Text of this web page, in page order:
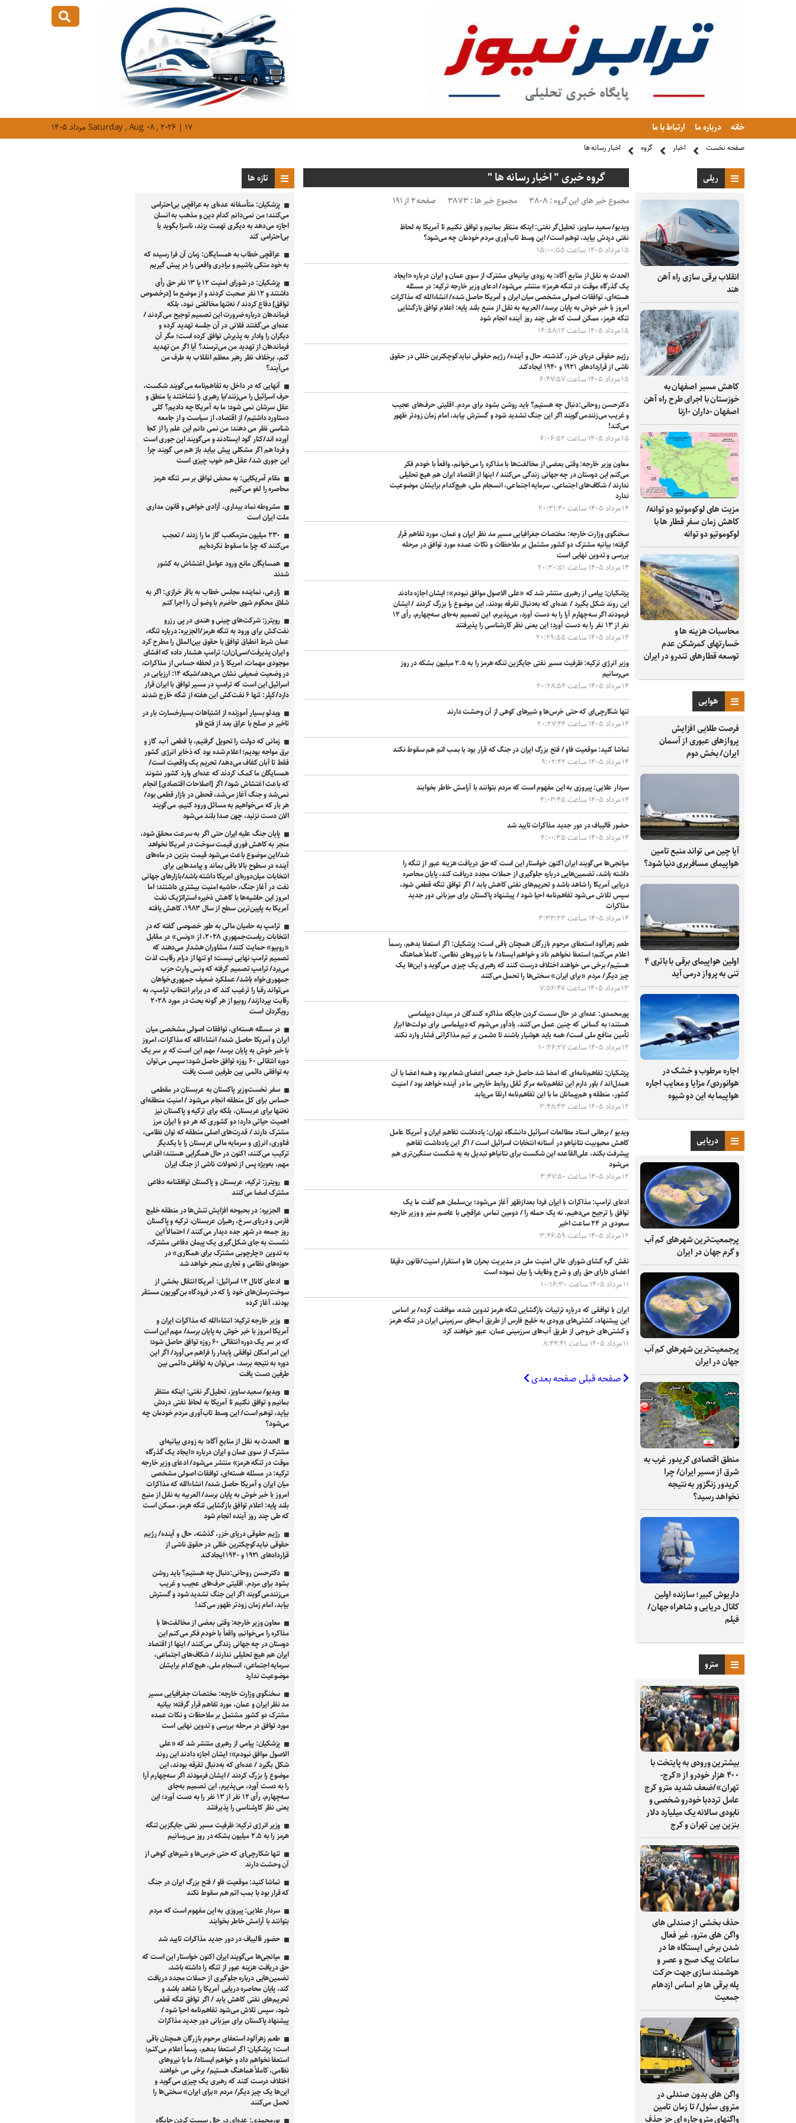
خانه درباره ما ارتباط با ما Saturday , Aug ۰۸ , ۲۰۲۶ | ۱۷ مرداد ۱۴۰۵
صفحه نخست اخبار گروه اخبار رسانه ها
ریلی
انقلاب برقی‌ سازی راه‌ آهن
هند
کاهش مسیر اصفهان به
خوزستان با اجرای طرح راه آهن
اصفهان -داران -ازنا
مزیت های لوکوموتیو دو توانه/
کاهش زمان سفر قطار ها با
لوکوموتیو دو توانه
محاسبات هزینه ها و
خسارتهای کمرشکن عدم
توسعه قطارهای تندرو در ایران
هوایی
فرصت طلایی افزایش
پروازهای عبوری از آسمان
ایران/ بخش دوم
آیا چین می تواند منبع تامین
هواپیمای مسافربری دنیا شود؟
اولین هواپیمای برقی با باتری ۴
تنی به پرواز درمی آید
اجاره مرطوب و خشک در
هوانوردی/ مزایا و معایب اجاره
هواپیما به این دو شیوه
دریایی
پرجمعیت‌ترین شهرهای کم آب
و گرم جهان در ایران
پرجمعیت‌ترین شهرهای کم آب
جهان در ایران
منطق اقتصادی کریدور غرب به
شرق از مسیر ایران/ چرا
کریدور زنگزور به نتیجه
نخواهد رسید؟
داریوش کبیر؛ سازنده اولین
کانال دریایی و شاهراه جهان/
فیلم
مترو
بیشترین ورودی به پایتخت با
۴۰۰ هزار خودرو از «کرج-
تهران»/ضعف شدید مترو کرج
عامل ترددبا خودرو شخصی و
نابودی سالانه یک میلیارد دلار
بنزین بین تهران و کرج
حذف بخشی از صندلی های
واگن های مترو، غیر فعال
شدن برخی ایستگاه ها در
ساعات پیک صبح و عصر و
هوشمند سازی جهت حرکت
پله برقی ها بر اساس ازدهام
جمعیت
واگن های بدون صندلی در
متروی سئول/ تا زمان تامین
واگنهای مترو چاره ای جز حذف
گروه خبری " اخبار رسانه ها "
مجموع خبر های این گروه : ۳۸۰۸ مجموع خبر ها : ۳۸۷۳ صفحه ۲ از ۱۹۱
ویدیو/ سعید ساویز، تحلیل‌گر نفتی: اینکه منتظر بمانیم و توافق نکنیم تا آمریکا به لحاظ
نفتی دردش بیاید، توهم است/ این وسط تاب‌آوری مردم خودمان چه می‌شود؟
۱۵ مرداد ۱۴۰۵ ساعت ۱۵:۰۰:۵۵
الحدث به نقل از منابع آگاه: به زودی بیانیه‌ای مشترک از سوی عمان و ایران درباره «ایجاد
یک گذرگاه موقت در تنگه هرمز» منتشر می‌شود/ ادعای وزیر خارجه ترکیه: در مسئله
هسته‌ای، توافقات اصولی مشخصی میان ایران و آمریکا حاصل شده/ انشاءالله که مذاکرات
امروز با خبر خوش به پایان برسد/ العربیه به نقل از منبع بلند پایه: اعلام توافق بازگشایی
تنگه هرمز، ممکن است که طی چند روز آینده انجام شود
۱۵ مرداد ۱۴۰۵ ساعت ۱۴:۵۸:۱۲
رژیم حقوقی دریای خزر، گذشته، حال و آینده/ رژیم حقوقی نبایدکوچکترین خللی در حقوق
ناشی از قراردادهای ۱۹۲۱ و ۱۹۴۰ ایجادکند
۱۵ مرداد ۱۴۰۵ ساعت ۶:۴۷:۵۷
دکترحسن روحانی:دنبال چه هستیم؟ باید روشن بشود برای مردم. اقلیتی حرف‌های عجیب
و غریب می‌زنندمی‌گویند اگر این جنگ تشدید شود و گسترش بیابد، امام زمان زودتر ظهور
می‌کند!
۱۵ مرداد ۱۴۰۵ ساعت ۶:۰۶:۵۲
معاون وزیر خارجه: وقتی بعضی از مخالفت‌ها با مذاکره را می‌خوانم، واقعاً با خودم فکر
می‌کنم این دوستان در چه جهانی زندگی می‌کنند / اینها از اقتصاد ایران هم هیچ تحلیلی
ندارند / شکاف‌های اجتماعی، سرمایه اجتماعی، انسجام ملی، هیچ‌کدام برایشان موضوعیت
ندارد
۱۴ مرداد ۱۴۰۵ ساعت ۲۰:۳۱:۴۰
سخنگوی وزارت خارجه: مختصات جغرافیایی مسیر مد نظر ایران و عمان، مورد تفاهم قرار
گرفته؛ بیانیه مشترک دو کشور مشتمل بر ملاحظات و نکات عمده مورد توافق در مرحله
بررسی و تدوین نهایی است
۱۴ مرداد ۱۴۰۵ ساعت ۲۰:۳۰:۵۱
پزشکیان: پیامی از رهبری منتشر شد که «علی الاصول موافق نبودم»؛ ایشان اجازه دادند
این روند شکل بگیرد / عده‌ای که به‌دنبال تفرقه بودند، این موضوع را بزرگ کردند / ایشان
فرمودند اگر سه‌چهارم آرا را به دست آورد، می‌پذیرم، این تصمیم به‌جای سه‌چهارم، رأی ۱۲
نفر از ۱۳ نفر را به دست آورد؛ این یعنی نظر کارشناسی را پذیرفتند
۱۴ مرداد ۱۴۰۵ ساعت ۲۰:۲۹:۵۵
وزیر انرژی ترکیه: ظرفیت مسیر نفتی جایگزین تنگه هرمز را به ۲.۵ میلیون بشکه در روز
می‌رسانیم
۱۴ مرداد ۱۴۰۵ ساعت ۲۰:۲۸:۵۴
تنها شکارچی‌ای که حتی خرس‌ها و شیرهای کوهی از آن وحشت دارند
۱۴ مرداد ۱۴۰۵ ساعت ۲۰:۲۷:۴۴
تماشا کنید: موقعیت فاو / فتح بزرگ ایران در جنگ که قرار بود با بمب اتم هم سقوط نکند
۱۴ مرداد ۱۴۰۵ ساعت ۹:۰۲:۴۲
سردار علایی: پیروزی به این مفهوم است که مردم بتوانند با آرامش خاطر بخوابند
۱۴ مرداد ۱۴۰۵ ساعت ۴:۰۳:۴۵
حضور قالیباف در دور جدید مذاکرات تایید شد
۱۴ مرداد ۱۴۰۵ ساعت ۴:۰۰:۳۵
میانجی‌ها می‌گویند ایران اکنون خواستار این است که حق دریافت هزینه عبور از تنگه را
داشته باشد، تضمین‌هایی درباره جلوگیری از حملات مجدد دریافت کند، پایان محاصره
دریایی آمریکا را شاهد باشد و تحریم‌های نفتی کاهش یابد / اگر توافق تنگه قطعی شود،
سپس تلاش می‌شود تفاهم‌نامه احیا شود / پیشنهاد پاکستان برای میزبانی دور جدید
مذاکرات
۱۴ مرداد ۱۴۰۵ ساعت ۳:۳۳:۲۳
طعم زهرآلود استعفای مرحوم بازرگان همچنان باقی است؛ پزشکیان: اگر استعفا بدهم، رسماً
اعلام می‌کنم؛ استعفا نخواهم داد و خواهم ایستاد/ ما با نیروهای نظامی، کاملاً هماهنگ
هستیم/ برخی می خواهند اختلاف درست کنند که رهبری یک چیزی می‌گوید و این‌ها یک
چیز دیگر/ مردم «برای ایران» سختی‌ها را تحمل می‌کنند
۱۳ مرداد ۱۴۰۵ ساعت ۷:۵۶:۴۷
پورمحمدی: عده‌ای در حال سست کردن جایگاه مذاکره کنندگان در میدان دیپلماسی
هستند؛ به کسانی که چنین عمل می‌کنند، یادآور می‌شوم که دیپلماسی برای دولت‌ها ابزار
تأمین منافع ملی است/ همه باید هوشیار باشند تا دشمن بر تیم مذاکراتی فشار وارد نکند
۱۲ مرداد ۱۴۰۵ ساعت ۱۰:۲۶:۲۷
پزشکیان: تفاهم‌نامه‌ای که امضا شد حاصل خرد جمعی اعضای شعام بود و همه اعضا با آن
همدل‌اند / باور دارم این تفاهم‌نامه مرکز ثقل روابط خارجی ما در آینده خواهد بود / امنیت
کشور، منطقه و هم‌پیمانان ما با این تفاهم‌نامه ارتقا می‌یابد
۱۲ مرداد ۱۴۰۵ ساعت ۳:۴۸:۴۳
ویدیو / برهانی استاد مطالعات اسرائیل دانشگاه تهران: یادداشت تفاهم ایران و آمریکا عامل
کاهش محبوبیت نتانیاهو در آستانه انتخابات اسرائیل است / اگر این یادداشت تفاهم
پیشرفت بکند، علی‌القاعده این شکست برای نتانیاهو تبدیل به یه شکست سنگین‌تری هم
می‌شود
۱۲ مرداد ۱۴۰۵ ساعت ۳:۴۷:۵۰
ادعای ترامپ: مذاکرات با ایران فردا بعدازظهر آغاز می‌شود؛ بن‌سلمان هم گفت ما یک
توافق را ترجیح می‌دهیم، نه یک حمله را / دومین تماس عراقچی با عاصم منیر و وزیر خارجه
سعودی در ۲۴ ساعت اخیر
۱۲ مرداد ۱۴۰۵ ساعت ۳:۴۶:۵۹
نقش گره گشای شورای عالی امنیت ملی در مدیریت بحران ها و استقرار امنیت/قانون دقیقا
اعضای دارای حق رای و شرح وظایف را بیان نموده است
۱۱ مرداد ۱۴۰۵ ساعت ۱۰:۱۶:۳۰
ایران با توافقی که درباره ترتیبات بازگشایی تنگه هرمز تدوین شده، موافقت کرده/ بر اساس
این پیشنهاد، کشتی‌های ورودی به خلیج فارس از طریق آب‌های سرزمینی ایران در تنگه هرمز
و کشتی‌های خروجی از طریق آب‌های سرزمینی عمان، عبور خواهند کرد
۱۱ مرداد ۱۴۰۵ ساعت ۸:۴۴:۴۱
صفحه قبلیصفحه بعدی
تازه ها
پزشکیان: متأسفانه عده‌ای به عراقچی بی‌احترامی
می‌کنند؛ من نمی‌دانم کدام دین و مذهب به انسان
اجازه می‌دهد به دیگری تهمت بزند، ناسزا بگوید یا
بی‌احترامی کند
عراقچی خطاب به همسایگان: زمان آن فرا رسیده که
به خود متکی باشیم و برادری واقعی را در پیش گیریم
پزشکیان: در شورای امنیت ۱۲ یا ۱۳ نفر حق رأی
داشتند و ۱۲ نفر صحبت کردند و از موضع ما [درخصوص
توافق] دفاع کردند / نه‌تنها مخالفتی نبود، بلکه
فرماندهان درباره ضرورت این تصمیم توجیح می‌کردند /
عده‌ای می‌گفتند فلانی در آن جلسه تهدید کرده و
دیگران را وادار به پذیرش توافق کرده است؛ مگر آن
فرماندهان از تهدید من می‌ترسند؟ آیا اگر من تهدید
کنم، برخلاف نظر رهبر معظم انقلاب به طرف من
می‌آیند؟
آنهایی که در داخل به تفاهم‌نامه می‌گویند شکست،
حرف اسرائیل را می‌زنند/یا رهبری را نشاختند یا منطق و
عقل سرشان نمی شود؛ ما به آمریکا چه دادیم؟ کلی
دستاورد داشتیم/ از اقتصاد، از سیاست و از جامعه
شناسی نظر می دهند؛ من نمی دانم این علم را از کجا
آورده اند/کنار گود ایستادند و می‌گویند این جوری است
و فردا هم اگر مشکلی پیش بیاید باز هم می گویند چرا
این جوری شد/ عقل هم خوب چیزی است
مقام آمریکایی: به محض توافق بر سر تنگه هرمز
محاصره را لغو می‌کنیم
مشروطه نماد بیداری، آزادی‌ خواهی و قانون‌ مداری
ملت ایران است
۲۳۰ میلیون مترمکعب گاز ما را زدند / تعجب
می‌کنند که چرا ما سقوط نکرده‌ایم
همسایگان مانع ورود عوامل اغتشاش به کشور
شدند
زارعی، نماینده مجلس خطاب به باقر خرازی: اگر به
شلاق محکوم شوی حاضرم با وضو آن را اجرا کنم
رویترز: شرکت‌های چینی و هندی در پی رزرو
نفت‌کش برای ورود به تنگه هرمز/الجزیره: درباره تنگه،
عمان شرط انطباق توافق با حقوق بین‌الملل را مطرح کرد
و ایران پذیرفت/سی‌ان‌ان: ترامپ هشدار داده که افشای
موجودی مهمات، امریکا را در لحظه‌ حساس از مذاکرات،
در وضعیت ضعیفی نشان می‌دهد/شبکه ۱۴: ارزیابی در
اسرائیل این است که ترامپ در مسیر توافق با ایران قرار
دارد/کپلر: تنها ۶ نفت‌کش این هفته از تنگه خارج شدند
ویدئو بسیار آموزنده از اشتباهات بسیارخسارت بار در
تاخیر در صلح با عراق بعد از فتح فاو
زمانی که دولت را تحویل گرفتیم، با قطعی آب، گاز و
برق مواجه بودیم؛ اعلام شده بود که ذخایر انرژی کشور
فقط تا آبان کفاف می‌دهد/ تحریم یک واقعیت است/
همسایگان ما کمک کردند که عده‌ای وارد کشور نشوند
که باعث اغتشاش شود/ اگر [اصلاحات اقتصادی] انجام
نمی‌شد و جنگ آغاز می‌شد، قحطی در بازار قطعی بود/
هر بار که می‌خواهیم به مسائل ورود کنیم، می‌گویند
الان دست نزنید، چون صدا بلند می‌شود
پایان جنگ علیه ایران حتی اگر به سرعت محقق شود،
منجر به کاهش فوری قیمت سوخت در امریکا نخواهد
شد/این موضوع باعث می‌شود قیمت بنزین در ماه‌های
آینده در سطوح بالا باقی بماند و پیامدهایی برای
انتخابات میان‌دوره‌ای امریکا داشته باشد/بازارهای جهانی
نفت در آغاز جنگ، حاشیه امنیت بیشتری داشتند؛ اما
امروز این حاشیه‌ها با کاهش ذخیره استراتژیک نفت
آمریکا به پایین‌ترین سطح از سال ۱۹۸۳، کاهش یافته
ترامپ به حامیان مالی به طور خصوصی گفته که در
انتخابات ریاست‌جمهوری ۲۰۲۸، از «ونس» در مقابل
«روبیو» حمایت کنند/ مشاوران هشدار می‌دهند که
تصمیم ترامپ نهایی نیست؛ او تنها از درام رقابت لذت
می‌برد/ ترامپ تصمیم گرفته که ونس وارث حزب
جمهوری‌خواه باشد/ عملکرد ضعیف جمهوری‌خواهان
می‌تواند رقبا را ترغیب کند که در برابر انتخاب ترامپ، به
رقابت بپردازند/ روبیو از هر گونه بحث در مورد ۲۰۲۸
رویگردان است
در مسئله هسته‌ای، توافقات اصولی مشخصی میان
ایران و آمریکا حاصل شده/ انشاءالله که مذاکرات، امروز
با خبر خوش به پایان برسد/ مهم این است که بر سر یک
دوره انتقالی ۶۰ روزه توافق حاصل شود؛ سپس می‌توان
به توافقی دائمی بین طرفین دست یافت
سفر نخست‌وزیر پاکستان به عربستان در مقطعی
حساس برای کل منطقه انجام می‌شود / امنیت منطقه‌ای
نه‌تنها برای عربستان، بلکه برای ترکیه و پاکستان نیز
اهمیت حیاتی دارد؛ دو کشوری که هر دو با ایران مرز
مشترک دارند / قدرت‌های اصلی منطقه که توان نظامی،
فناوری، انرژی و سرمایه مالی عربستان را با یکدیگر
ترکیب می‌کنند، اکنون در حال همگرایی هستند؛ اقدامی
مهم، به‌ویژه پس از تحولات ناشی از جنگ ایران
رویترز: ترکیه، عربستان و پاکستان توافقنامه دفاعی
مشترک امضا می‌کنند
الجزیره: در بحبوحه افزایش تنش‌ها در منطقه خلیج
فارس و دریای سرخ، رهبران عربستان، ترکیه و پاکستان
روز جمعه در شهر جده دیدار می‌کنند / احتمالاً این
نشست به جای شکل‌گیری یک پیمان دفاعی مشترک،
به تدوین «چارچوبی مشترک برای همکاری» در
حوزه‌های نظامی و تجاری منجر خواهد شد
ادعای کانال ۱۲ اسرائیل: آمریکا انتقال بخشی از
سوخت‌رسان‌های خود را که در فرودگاه بن‌گوریون مستقر
بودند، آغاز کرده
وزیر خارجه ترکیه: انشاءالله که مذاکرات ایران و
آمریکا امروز با خبر خوش به پایان برسد/ مهم این است
که بر سر یک دوره انتقالی ۶۰ روزه توافق حاصل شود؛
این امر امکان توافقی پایدار را فراهم می‌آورد/ اگر این
دوره به نتیجه برسد، می‌توان به توافقی دائمی بین
طرفین دست یافت
ویدیو/ سعید ساویز، تحلیل‌گر نفتی: اینکه منتظر
بمانیم و توافق نکنیم تا آمریکا به لحاظ نفتی دردش
بیاید، توهم است/ این وسط تاب‌آوری مردم خودمان چه
می‌شود؟
الحدث به نقل از منابع آگاه: به زودی بیانیه‌ای
مشترک از سوی عمان و ایران درباره «ایجاد یک گذرگاه
موقت در تنگه هرمز» منتشر می‌شود/ ادعای وزیر خارجه
ترکیه: در مسئله هسته‌ای، توافقات اصولی مشخصی
میان ایران و آمریکا حاصل شده/ انشاءالله که مذاکرات
امروز با خبر خوش به پایان برسد/ العربیه به نقل از منبع
بلند پایه: اعلام توافق بازگشایی تنگه هرمز، ممکن است
که طی چند روز آینده انجام شود
رژیم حقوقی دریای خزر، گذشته، حال و آینده/ رژیم
حقوقی نبایدکوچکترین خللی در حقوق ناشی از
قراردادهای ۱۹۲۱ و ۱۹۴۰ ایجادکند
دکترحسن روحانی:دنبال چه هستیم؟ باید روشن
بشود برای مردم. اقلیتی حرف‌های عجیب و غریب
می‌زنندمی‌گویند اگر این جنگ تشدید شود و گسترش
بیابد، امام زمان زودتر ظهور می‌کند!
معاون وزیر خارجه: وقتی بعضی از مخالفت‌ها با
مذاکره را می‌خوانم، واقعاً با خودم فکر می‌کنم این
دوستان در چه جهانی زندگی می‌کنند / اینها از اقتصاد
ایران هم هیچ تحلیلی ندارند / شکاف‌های اجتماعی،
سرمایه اجتماعی، انسجام ملی، هیچ‌کدام برایشان
موضوعیت ندارد
سخنگوی وزارت خارجه: مختصات جغرافیایی مسیر
مد نظر ایران و عمان، مورد تفاهم قرار گرفته؛ بیانیه
مشترک دو کشور مشتمل بر ملاحظات و نکات عمده
مورد توافق در مرحله بررسی و تدوین نهایی است
پزشکیان: پیامی از رهبری منتشر شد که «علی
الاصول موافق نبودم»؛ ایشان اجازه دادند این روند
شکل بگیرد / عده‌ای که به‌دنبال تفرقه بودند، این
موضوع را بزرگ کردند / ایشان فرمودند اگر سه‌چهارم آرا
را به دست آورد، می‌پذیرم، این تصمیم به‌جای
سه‌چهارم، رأی ۱۲ نفر از ۱۳ نفر را به دست آورد؛ این
یعنی نظر کارشناسی را پذیرفتند
وزیر انرژی ترکیه: ظرفیت مسیر نفتی جایگزین تنگه
هرمز را به ۲.۵ میلیون بشکه در روز می‌رسانیم
تنها شکارچی‌ای که حتی خرس‌ها و شیرهای کوهی از
آن وحشت دارند
تماشا کنید: موقعیت فاو / فتح بزرگ ایران در جنگ
که قرار بود با بمب اتم هم سقوط نکند
سردار علایی: پیروزی به این مفهوم است که مردم
بتوانند با آرامش خاطر بخوابند
حضور قالیباف در دور جدید مذاکرات تایید شد
میانجی‌ها می‌گویند ایران اکنون خواستار این است که
حق دریافت هزینه عبور از تنگه را داشته باشد،
تضمین‌هایی درباره جلوگیری از حملات مجدد دریافت
کند، پایان محاصره دریایی آمریکا را شاهد باشد و
تحریم‌های نفتی کاهش یابد / اگر توافق تنگه قطعی
شود، سپس تلاش می‌شود تفاهم‌نامه احیا شود /
پیشنهاد پاکستان برای میزبانی دور جدید مذاکرات
طعم زهرآلود استعفای مرحوم بازرگان همچنان باقی
است؛ پزشکیان: اگر استعفا بدهم، رسماً اعلام می‌کنم؛
استعفا نخواهم داد و خواهم ایستاد/ ما با نیروهای
نظامی، کاملاً هماهنگ هستیم/ برخی می خواهند
اختلاف درست کنند که رهبری یک چیزی می‌گوید و
این‌ها یک چیز دیگر/ مردم «برای ایران» سختی‌ها را
تحمل می‌کنند
پورمحمدی: عده‌ای در حال سست کردن جایگاه